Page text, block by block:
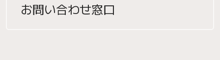
お問い合わせ窓口